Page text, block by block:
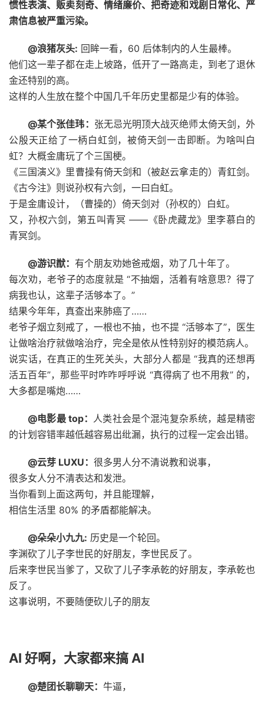
惯性表演、贩卖刻奇、情绪廉价、把奇迹和戏剧日常化、严
肃信息被严重污染。 ​​​
@浪猪灰头: 回眸一看，60 后体制内的人生最棒。
他们这一辈子都在走上坡路，低开了一路高走，到老了退休
金还特别的高。
这样的人生放在整个中国几千年历史里都是少有的体验。
@某个张佳玮： 张无忌光明顶大战灭绝师太倚天剑，外
公殷天正给了一柄白虹剑，被倚天剑一击即断。为啥叫白
虹？大概金庸玩了个三国梗。
《三国演义》里曹操有倚天剑和（被赵云拿走的）青釭剑。
《古今注》则说孙权有六剑，一曰白虹。
于是金庸设计，（曹操的）倚天剑对（孙权的）白虹。
又，孙权六剑，第五叫青冥 ——《卧虎藏龙》里李慕白的
青冥剑。
@游识猷： 有个朋友劝她爸戒烟，劝了几十年了。
每次劝，老爷子的态度就是 “不抽烟，活着有啥意思？得了
病我也认，这辈子活够本了。”
结果今年年，真查出来肺癌了……
老爷子烟立刻戒了，一根也不抽，也不提 “活够本了”，医生
让做啥治疗就做啥治疗，完全是依从性特别好的模范病人。
说实话，在真正的生死关头，大部分人都是 “我真的还想再
活五百年”，那些平时咋咋呼呼说 “真得病了也不用救” 的，
大多都是嘴炮……
@电影最 top： 人类社会是个混沌复杂系统，越是精密
的计划容错率越低越容易出纰漏，执行的过程一定会出错。
@云芽 LUXU： 很多男人分不清说教和说事，
很多女人分不清表达和发泄。
当你看到上面这两句，并且能理解，
相信生活里 80% 的矛盾都能解决。
@朵朵小九九: 历史是一个轮回。
李渊砍了儿子李世民的好朋友，李世民反了。
后来李世民当爹了，又砍了儿子李承乾的好朋友，李承乾也
反了。
这事说明，不要随便砍儿子的朋友
AI 好啊，大家都来搞 AI
@楚团长聊聊天： 牛逼，